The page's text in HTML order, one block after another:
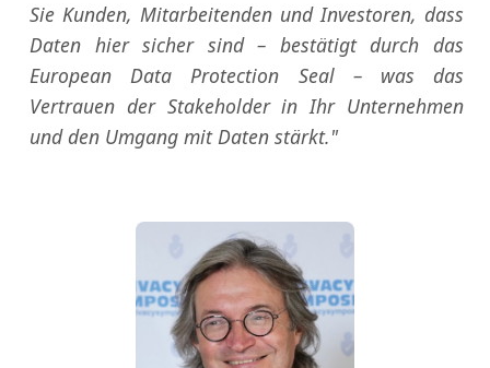
Sie Kunden, Mitarbeitenden und Investoren, dass
Daten hier sicher sind – bestätigt durch das
European Data Protection Seal – was das
Vertrauen der Stakeholder in Ihr Unternehmen
und den Umgang mit Daten stärkt."